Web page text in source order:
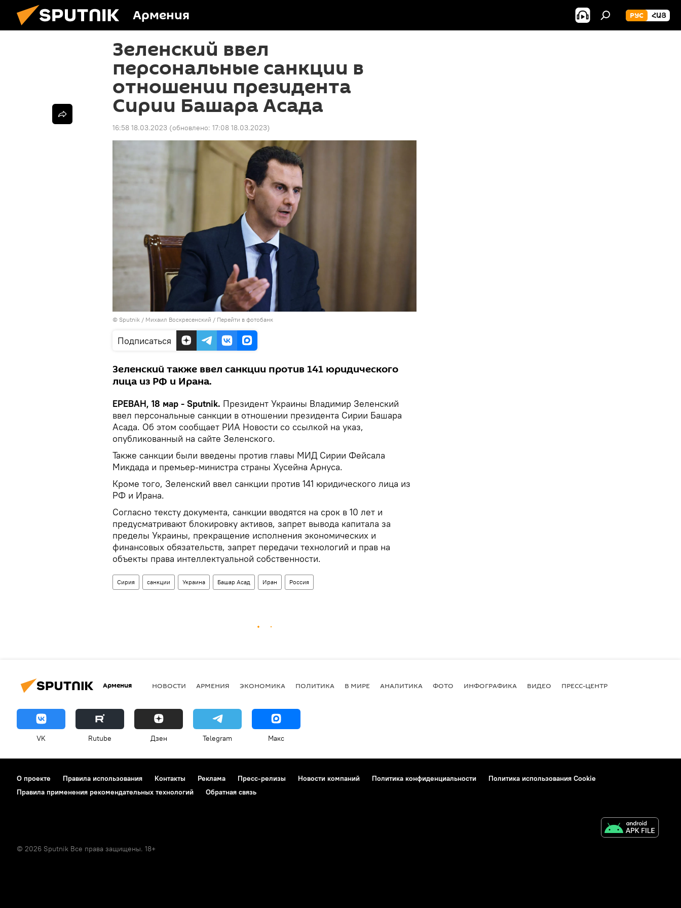
Армения РУС ՀԱՅ
Зеленский ввел
персональные санкции в
отношении президента
Сирии Башара Асада
16:58 18.03.2023 (обновлено: 17:08 18.03.2023)
© Sputnik / Михаил Воскресенский / Перейти в фотобанк
Подписаться
Зеленский также ввел санкции против 141 юридического
лица из РФ и Ирана.
ЕРЕВАН, 18 мар - Sputnik. Президент Украины Владимир Зеленский
ввел персональные санкции в отношении президента Сирии Башара
Асада. Об этом сообщает РИА Новости со ссылкой на указ,
опубликованный на сайте Зеленского.
Также санкции были введены против главы МИД Сирии Фейсала
Микдада и премьер-министра страны Хусейна Арнуса.
Кроме того, Зеленский ввел санкции против 141 юридического лица из
РФ и Ирана.
Согласно тексту документа, санкции вводятся на срок в 10 лет и
предусматривают блокировку активов, запрет вывода капитала за
пределы Украины, прекращение исполнения экономических и
финансовых обязательств, запрет передачи технологий и прав на
объекты права интеллектуальной собственности.
Сирия санкции Украина Башар Асад Иран Россия
Армения НОВОСТИ АРМЕНИЯ ЭКОНОМИКА ПОЛИТИКА В МИРЕ АНАЛИТИКА ФОТО ИНФОГРАФИКА ВИДЕО ПРЕСС-ЦЕНТР
VK Rutube Дзен Telegram Макс
О проекте Правила использования Контакты Реклама Пресс-релизы Новости компаний Политика конфиденциальности
Политика использования Cookie
Правила применения рекомендательных технологий
Обратная связь
© 2026 Sputnik Все права защищены. 18+